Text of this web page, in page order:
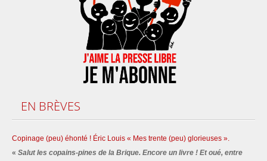
EN BRÈVES
Copinage (peu) éhonté ! Éric Louis « Mes trente (peu) glorieuses ».
« Salut les copains-pines de la Brique. Encore un livre ! Et oué, entre